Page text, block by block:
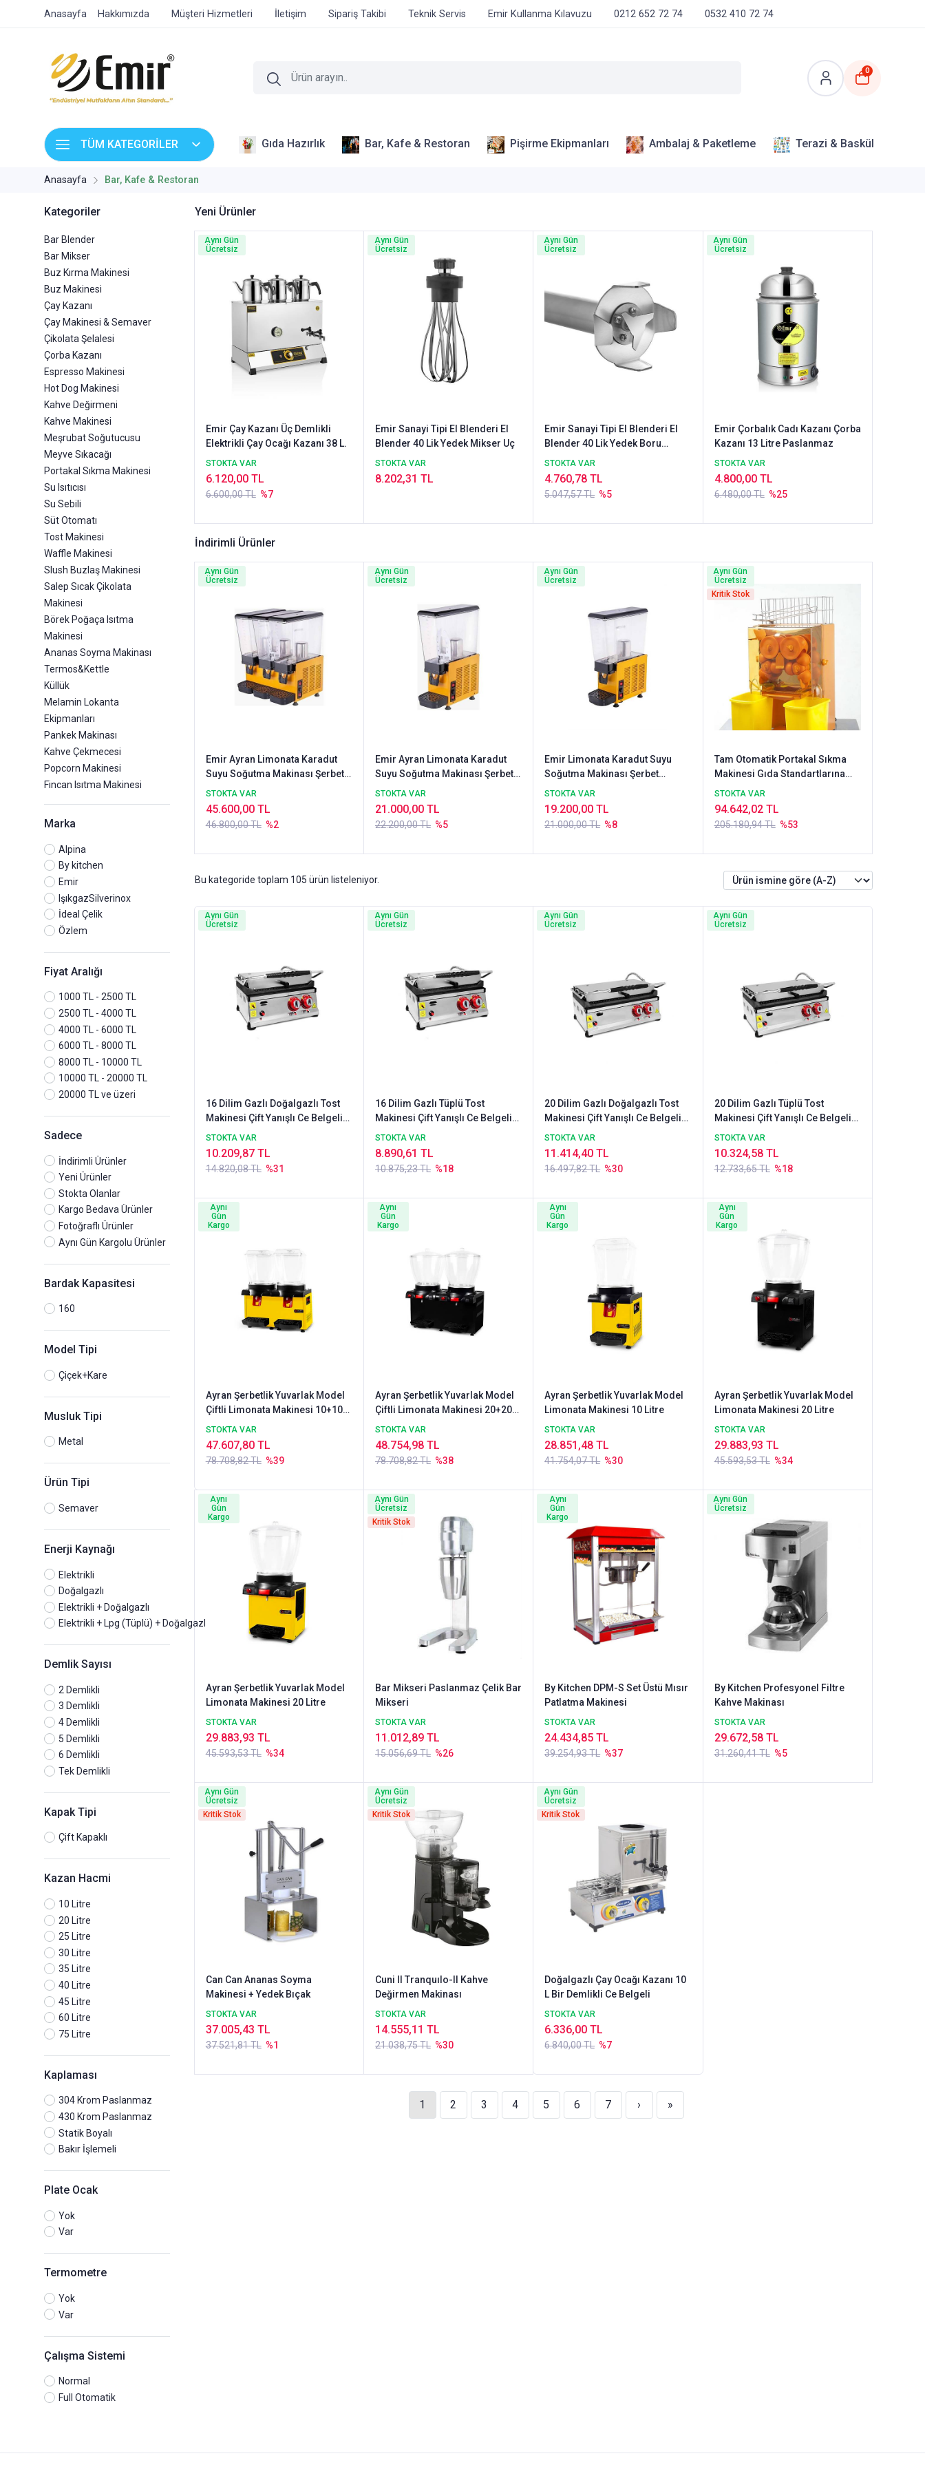
Anasayfa Hakkımızda Müşteri Hizmetleri İletişim Sipariş Takibi Teknik Servis Emir Kullanma Kılavuzu 0212 652 72 74 0532 410 72 74
0
TÜM KATEGORİLER Gıda Hazırlık Bar, Kafe & Restoran Pişirme Ekipmanları Ambalaj & Paketleme Terazi & Baskül
Anasayfa Bar, Kafe & Restoran
Kategoriler
Bar Blender
Bar Mikser
Buz Kırma Makinesi
Buz Makinesi
Çay Kazanı
Çay Makinesi & Semaver
Çikolata Şelalesi
Çorba Kazanı
Espresso Makinesi
Hot Dog Makinesi
Kahve Değirmeni
Kahve Makinesi
Meşrubat Soğutucusu
Meyve Sıkacağı
Portakal Sıkma Makinesi
Su Isıtıcısı
Su Sebili
Süt Otomatı
Tost Makinesi
Waffle Makinesi
Slush Buzlaş Makinesi
Salep Sıcak Çikolata
Makinesi
Börek Poğaça Isıtma
Makinesi
Ananas Soyma Makinası
Termos&Kettle
Küllük
Melamin Lokanta
Ekipmanları
Pankek Makinası
Kahve Çekmecesi
Popcorn Makinesi
Fincan Isıtma Makinesi
Marka
Alpina
By kitchen
Emir
IşıkgazSilverinox
İdeal Çelik
Özlem
Fiyat Aralığı
1000 TL - 2500 TL
2500 TL - 4000 TL
4000 TL - 6000 TL
6000 TL - 8000 TL
8000 TL - 10000 TL
10000 TL - 20000 TL
20000 TL ve üzeri
Sadece
İndirimli Ürünler
Yeni Ürünler
Stokta Olanlar
Kargo Bedava Ürünler
Fotoğraflı Ürünler
Aynı Gün Kargolu Ürünler
Bardak Kapasitesi
160
Model Tipi
Çiçek+Kare
Musluk Tipi
Metal
Ürün Tipi
Semaver
Enerji Kaynağı
Elektrikli
Doğalgazlı
Elektrikli + Doğalgazlı
Elektrikli + Lpg (Tüplü) + Doğalgazlı
Demlik Sayısı
2 Demlikli
3 Demlikli
4 Demlikli
5 Demlikli
6 Demlikli
Tek Demlikli
Kapak Tipi
Çift Kapaklı
Kazan Hacmi
10 Litre
20 Litre
25 Litre
30 Litre
35 Litre
40 Litre
45 Litre
60 Litre
75 Litre
Kaplaması
304 Krom Paslanmaz
430 Krom Paslanmaz
Statik Boyalı
Bakır İşlemeli
Plate Ocak
Yok
Var
Termometre
Yok
Var
Çalışma Sistemi
Normal
Full Otomatik
Yeni Ürünler
Emir Çay Kazanı Üç Demlikli
Elektrikli Çay Ocağı Kazanı 38 L.
STOKTA VAR
6.600,00 TL %7
6.120,00 TL
Aynı Gün
Ücretsiz
Emir Sanayi Tipi El Blenderi El
Blender 40 Lik Yedek Mikser Uç
STOKTA VAR
8.202,31 TL
Aynı Gün
Ücretsiz
Emir Sanayi Tipi El Blenderi El
Blender 40 Lik Yedek Boru
Parçalama
STOKTA VAR
5.047,57 TL %5
4.760,78 TL
Aynı Gün
Ücretsiz
Emir Çorbalık Cadı Kazanı Çorba
Kazanı 13 Litre Paslanmaz
STOKTA VAR
6.480,00 TL %25
4.800,00 TL
Aynı Gün
Ücretsiz
İndirimli Ürünler
Emir Ayran Limonata Karadut
Suyu Soğutma Makinası Şerbet
Şerbetlik 20+20+20
STOKTA VAR
46.800,00 TL %2
45.600,00 TL
Aynı Gün
Ücretsiz
Emir Ayran Limonata Karadut
Suyu Soğutma Makinası Şerbet
Şerbetlik 20 Litre
STOKTA VAR
22.200,00 TL %5
21.000,00 TL
Aynı Gün
Ücretsiz
Emir Limonata Karadut Suyu
Soğutma Makinası Şerbet
Şerbetlik 20 Litre
STOKTA VAR
21.000,00 TL %8
19.200,00 TL
Aynı Gün
Ücretsiz
Tam Otomatik Portakal Sıkma
Makinesi Gıda Standartlarına
Uygun
STOKTA VAR
205.180,94 TL %53
94.642,02 TL
Aynı Gün
Ücretsiz
Kritik Stok
Bu kategoride toplam 105 ürün listeleniyor.
16 Dilim Gazlı Doğalgazlı Tost
Makinesi Çift Yanışlı Ce Belgeli
Gazmer Onaylı
STOKTA VAR
14.820,08 TL %31
10.209,87 TL
Aynı Gün
Ücretsiz
16 Dilim Gazlı Tüplü Tost
Makinesi Çift Yanışlı Ce Belgeli
Gazmer Onaylı
STOKTA VAR
10.875,23 TL %18
8.890,61 TL
Aynı Gün
Ücretsiz
20 Dilim Gazlı Doğalgazlı Tost
Makinesi Çift Yanışlı Ce Belgeli
Gazmer Onaylı
STOKTA VAR
16.497,82 TL %30
11.414,40 TL
Aynı Gün
Ücretsiz
20 Dilim Gazlı Tüplü Tost
Makinesi Çift Yanışlı Ce Belgeli
Gazmer Onaylı
STOKTA VAR
12.733,65 TL %18
10.324,58 TL
Aynı Gün
Ücretsiz
Ayran Şerbetlik Yuvarlak Model
Çiftli Limonata Makinesi 10+10
Litre
STOKTA VAR
78.708,82 TL %39
47.607,80 TL
Aynı
Gün
Kargo
Ayran Şerbetlik Yuvarlak Model
Çiftli Limonata Makinesi 20+20
Litre
STOKTA VAR
78.708,82 TL %38
48.754,98 TL
Aynı
Gün
Kargo
Ayran Şerbetlik Yuvarlak Model
Limonata Makinesi 10 Litre
STOKTA VAR
41.754,07 TL %30
28.851,48 TL
Aynı
Gün
Kargo
Ayran Şerbetlik Yuvarlak Model
Limonata Makinesi 20 Litre
STOKTA VAR
45.593,53 TL %34
29.883,93 TL
Aynı
Gün
Kargo
Ayran Şerbetlik Yuvarlak Model
Limonata Makinesi 20 Litre
STOKTA VAR
45.593,53 TL %34
29.883,93 TL
Aynı
Gün
Kargo
Bar Mikseri Paslanmaz Çelik Bar
Mikseri
STOKTA VAR
15.056,69 TL %26
11.012,89 TL
Aynı Gün
Ücretsiz
Kritik Stok
By Kitchen DPM-S Set Üstü Mısır
Patlatma Makinesi
STOKTA VAR
39.254,93 TL %37
24.434,85 TL
Aynı
Gün
Kargo
By Kitchen Profesyonel Filtre
Kahve Makinası
STOKTA VAR
31.260,41 TL %5
29.672,58 TL
Aynı Gün
Ücretsiz
Can Can Ananas Soyma
Makinesi + Yedek Bıçak
STOKTA VAR
37.521,81 TL %1
37.005,43 TL
Aynı Gün
Ücretsiz
Kritik Stok
Cuni ll Tranquılo-II Kahve
Değirmen Makinası
STOKTA VAR
21.038,75 TL %30
14.555,11 TL
Aynı Gün
Ücretsiz
Kritik Stok
Doğalgazlı Çay Ocağı Kazanı 10
L Bir Demlikli Ce Belgeli
STOKTA VAR
6.840,00 TL %7
6.336,00 TL
Aynı Gün
Ücretsiz
Kritik Stok
1 2 3 4 5 6 7 › »